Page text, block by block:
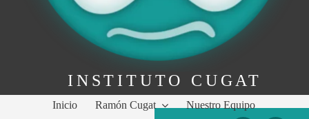
INSTITUTO CUGAT
Inicio Ramón Cugat
Nuestro Equipo